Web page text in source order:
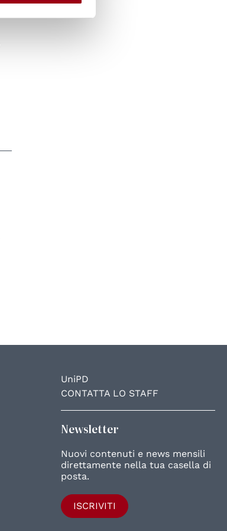
UniPD
CONTATTA LO STAFF
Newsletter
Nuovi contenuti e news mensili
direttamente nella tua casella di
posta.
ISCRIVITI